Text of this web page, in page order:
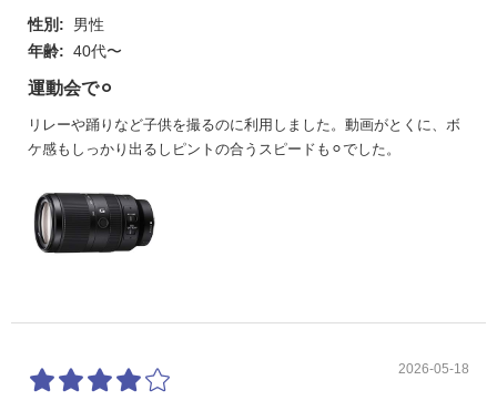
性別:
男性
年齢: 40代〜
運動会で⚪︎
リレーや踊りなど子供を撮るのに利用しました。動画がとくに、ボ
ケ感もしっかり出るしピントの合うスピードも⚪︎でした。
2026-05-18